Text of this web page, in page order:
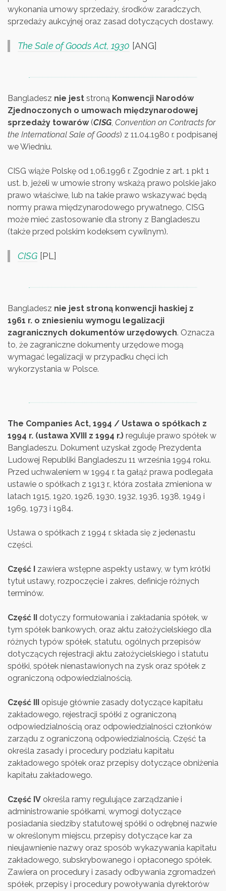
wykonania umowy sprzedaży, środków zaradczych,
sprzedaży aukcyjnej oraz zasad dotyczących dostawy.
The Sale of Goods Act, 1930 [ANG]
Bangladesz nie jest stroną Konwencji Narodów
Zjednoczonych o umowach międzynarodowej
sprzedaży towarów(CISG, Convention on Contracts for
the International Sale of Goods) z 11.04.1980 r. podpisanej
we Wiedniu.
CISG wiąże Polskę od 1,06.1996 r. Zgodnie z art. 1 pkt 1
ust. b, jeżeli w umowie strony wskażą prawo polskie jako
prawo właściwe, lub na takie prawo wskazywać będą
normy prawa międzynarodowego prywatnego, CISG
może mieć zastosowanie dla strony z Bangladeszu
(także przed polskim kodeksem cywilnym).
CISG [PL]
Bangladesz nie jest stroną konwencji haskiej z
1961 r. o zniesieniu wymogu legalizacji
zagranicznych dokumentów urzędowych. Oznacza
to, że zagraniczne dokumenty urzędowe mogą
wymagać legalizacji w przypadku chęci ich
wykorzystania w Polsce.
The Companies Act, 1994 / Ustawa o spółkach z
1994 r. (ustawa XVIII z 1994 r.) reguluje prawo spółek w
Bangladeszu. Dokument uzyskał zgodę Prezydenta
Ludowej Republiki Bangladeszu 11 września 1994 roku.
Przed uchwaleniem w 1994 r. ta gałąź prawa podlegała
ustawie o spółkach z 1913 r., która została zmieniona w
latach 1915, 1920, 1926, 1930, 1932, 1936, 1938, 1949 i
1969, 1973 i 1984.
Ustawa o spółkach z 1994 r. składa się z jedenastu
części.
Część I zawiera wstępne aspekty ustawy, w tym krótki
tytuł ustawy, rozpoczęcie i zakres, definicje różnych
terminów.
Część II dotyczy formułowania i zakładania spółek, w
tym spółek bankowych, oraz aktu założycielskiego dla
różnych typów spółek, statutu, ogólnych przepisów
dotyczących rejestracji aktu założycielskiego i statutu
spółki, spółek nienastawionych na zysk oraz spółek z
ograniczoną odpowiedzialnością.
Część III opisuje głównie zasady dotyczące kapitału
zakładowego, rejestracji spółki z ograniczoną
odpowiedzialnością oraz odpowiedzialności członków
zarządu z ograniczoną odpowiedzialnością. Część ta
określa zasady i procedury podziału kapitału
zakładowego spółek oraz przepisy dotyczące obniżenia
kapitału zakładowego.
Część IV określa ramy regulujące zarządzanie i
administrowanie spółkami, wymogi dotyczące
posiadania siedziby statutowej spółki o odrębnej nazwie
w określonym miejscu, przepisy dotyczące kar za
nieujawnienie nazwy oraz sposób wykazywania kapitału
zakładowego, subskrybowanego i opłaconego spółek.
Zawiera on procedury i zasady odbywania zgromadzeń
spółek, przepisy i procedury powoływania dyrektorów